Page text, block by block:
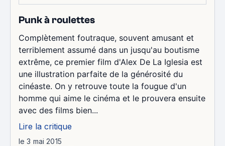
Punk à roulettes
Complètement foutraque, souvent amusant et
terriblement assumé dans un jusqu'au boutisme
extrême, ce premier film d'Alex De La Iglesia est
une illustration parfaite de la générosité du
cinéaste. On y retrouve toute la fougue d'un
homme qui aime le cinéma et le prouvera ensuite
avec des films bien...
Lire la critique
le 3 mai 2015